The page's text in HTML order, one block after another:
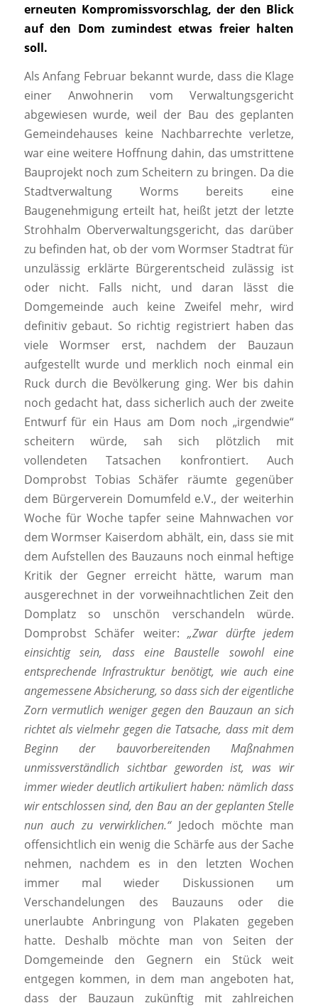
erneuten Kompromissvorschlag, der den Blick
auf den Dom zumindest etwas freier halten
soll.
Als Anfang Februar bekannt wurde, dass die Klage
einer Anwohnerin vom Verwaltungsgericht
abgewiesen wurde, weil der Bau des geplanten
Gemeindehauses keine Nachbarrechte verletze,
war eine weitere Hoffnung dahin, das umstrittene
Bauprojekt noch zum Scheitern zu bringen. Da die
Stadtverwaltung Worms bereits eine
Baugenehmigung erteilt hat, heißt jetzt der letzte
Strohhalm Oberverwaltungsgericht, das darüber
zu befinden hat, ob der vom Wormser Stadtrat für
unzulässig erklärte Bürgerentscheid zulässig ist
oder nicht. Falls nicht, und daran lässt die
Domgemeinde auch keine Zweifel mehr, wird
definitiv gebaut. So richtig registriert haben das
viele Wormser erst, nachdem der Bauzaun
aufgestellt wurde und merklich noch einmal ein
Ruck durch die Bevölkerung ging. Wer bis dahin
noch gedacht hat, dass sicherlich auch der zweite
Entwurf für ein Haus am Dom noch „irgendwie“
scheitern würde, sah sich plötzlich mit
vollendeten Tatsachen konfrontiert. Auch
Domprobst Tobias Schäfer räumte gegenüber
dem Bürgerverein Domumfeld e.V., der weiterhin
Woche für Woche tapfer seine Mahnwachen vor
dem Wormser Kaiserdom abhält, ein, dass sie mit
dem Aufstellen des Bauzauns noch einmal heftige
Kritik der Gegner erreicht hätte, warum man
ausgerechnet in der vorweihnachtlichen Zeit den
Domplatz so unschön verschandeln würde.
Domprobst Schäfer weiter:„Zwar dürfte jedem
einsichtig sein, dass eine Baustelle sowohl eine
entsprechende Infrastruktur benötigt, wie auch eine
angemessene Absicherung, so dass sich der eigentliche
Zorn vermutlich weniger gegen den Bauzaun an sich
richtet als vielmehr gegen die Tatsache, dass mit dem
Beginn der bauvorbereitenden Maßnahmen
unmissverständlich sichtbar geworden ist, was wir
immer wieder deutlich artikuliert haben: nämlich dass
wir entschlossen sind, den Bau an der geplanten Stelle
nun auch zu verwirklichen.“Jedoch möchte man
offensichtlich ein wenig die Schärfe aus der Sache
nehmen, nachdem es in den letzten Wochen
immer mal wieder Diskussionen um
Verschandelungen des Bauzauns oder die
unerlaubte Anbringung von Plakaten gegeben
hatte. Deshalb möchte man von Seiten der
Domgemeinde den Gegnern ein Stück weit
entgegen kommen, in dem man angeboten hat,
dass der Bauzaun zukünftig mit zahlreichen